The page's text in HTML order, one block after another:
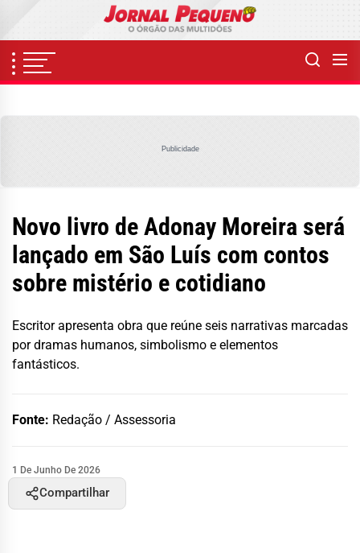
content
Publicidade
Novo livro de Adonay Moreira será
lançado em São Luís com contos
sobre mistério e cotidiano
Escritor apresenta obra que reúne seis narrativas marcadas
por dramas humanos, simbolismo e elementos
fantásticos.
Fonte: Redação / Assessoria
1 De Junho De 2026
Compartilhar